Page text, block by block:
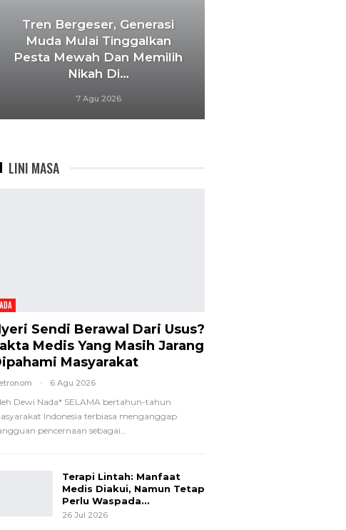
Tren Bergeser, Generasi
Muda Mulai Tinggalkan
Pesta Mewah Dan Memilih
Nikah Di…
7 Agu 2026
LINI MASA
Sendi Berawal Dari Usus?
Medis Yang Masih Jarang
Masyarakat
6 Agu 2026
Dewi Nada* SELAMA bertahun-tahun
Indonesia terbiasa menganggap
pencernaan sebagai…
Terapi Lintah: Manfaat
Medis Diakui, Namun Tetap
Perlu Waspada…
26 Jul 2026